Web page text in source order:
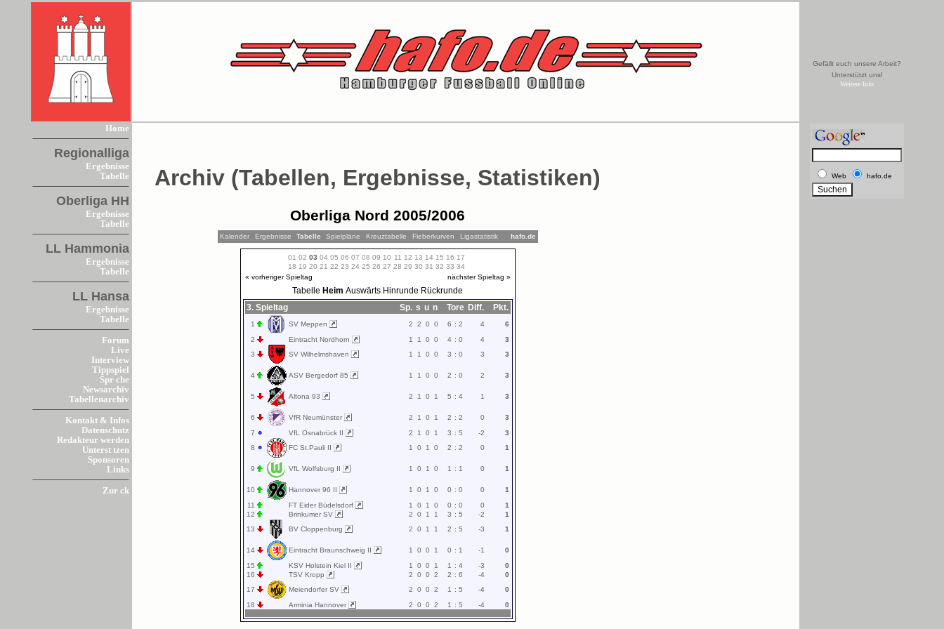
Gefällt euch unsere Arbeit?
Unterstützt uns!
Weitere Info
Home
Regionalliga
Ergebnisse
Tabelle
Oberliga HH
Ergebnisse
Tabelle
LL Hammonia
Ergebnisse
Tabelle
LL Hansa
Ergebnisse
Tabelle
Forum
Live
Interview
Tippspiel
Spr che
Newsarchiv
Tabellenarchiv
Kontakt & Infos
Datenschutz
Redakteur werden
Unterst tzen
Sponsoren
Links
Zur ck
Archiv (Tabellen, Ergebnisse, Statistiken)
Oberliga Nord 2005/2006
Kalender Ergebnisse Tabelle Spielpläne Kreuztabelle Fieberkurven Ligastatistik hafo.de
01 02 03 04 05 06 07 08 09 10 11 12 13 14 15 16 17
18 19 20 21 22 23 24 25 26 27 28 29 30 31 32 33 34
« vorheriger Spieltag
nächster Spieltag »
Tabelle Heim Auswärts Hinrunde Rückrunde
3. Spieltag
Sp. s u n Tore Diff. Pkt.
1 SV Meppen 2 2 0 0 6 : 2 4
6
2
Eintracht Nordhorn 1 1 0 0 4 : 0 4
3
3
SV Wilhelmshaven 1 1 0 0 3 : 0 3 3
4 ASV Bergedorf 85 1 1 0 0 2 : 0 2 3
5 Altona 93 2 1 0 1 5 : 4 1 3
6 VfR Neumünster 2 1 0 1 2 : 2 0
3
7
VfL Osnabrück II 2 1 0 1 3 : 5 -2
3
8
FC St.Pauli II 1 0 1 0 2 : 2 0 1
9 VfL Wolfsburg II 1 0 1 0 1 : 1 0 1
10 Hannover 96 II 1 0 1 0 0 : 0 0
1
11
FT Eider Büdelsdorf 1 0 1 0 0 : 0 0
1
12
Brinkumer SV 2 0 1 1 3 : 5 -2
1
13
BV Cloppenburg 2 0 1 1 2 : 5 -3 1
14 Eintracht Braunschweig II 1 0 0 1 0 : 1 -1
0
15
KSV Holstein Kiel II 1 0 0 1 1 : 4 -3
0
16
TSV Kropp 2 0 0 2 2 : 6 -4
0
17
Meiendorfer SV 2 0 0 2 1 : 5 -4
0
18
Arminia Hannover 2 0 0 2 1 : 5 -4 0
Web hafo.de